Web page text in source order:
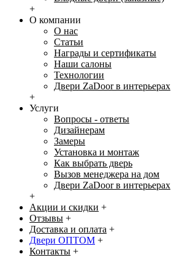
+
О компании
О нас
Статьи
Награды и сертификаты
Наши салоны
Технологии
Двери ZaDoor в интерьерах
+
Услуги
Вопросы - ответы
Дизайнерам
Замеры
Установка и монтаж
Как выбрать дверь
Вызов менеджера на дом
Двери ZaDoor в интерьерах
+
Акции и скидки +
Отзывы +
Доставка и оплата +
Двери ОПТОМ +
Контакты +